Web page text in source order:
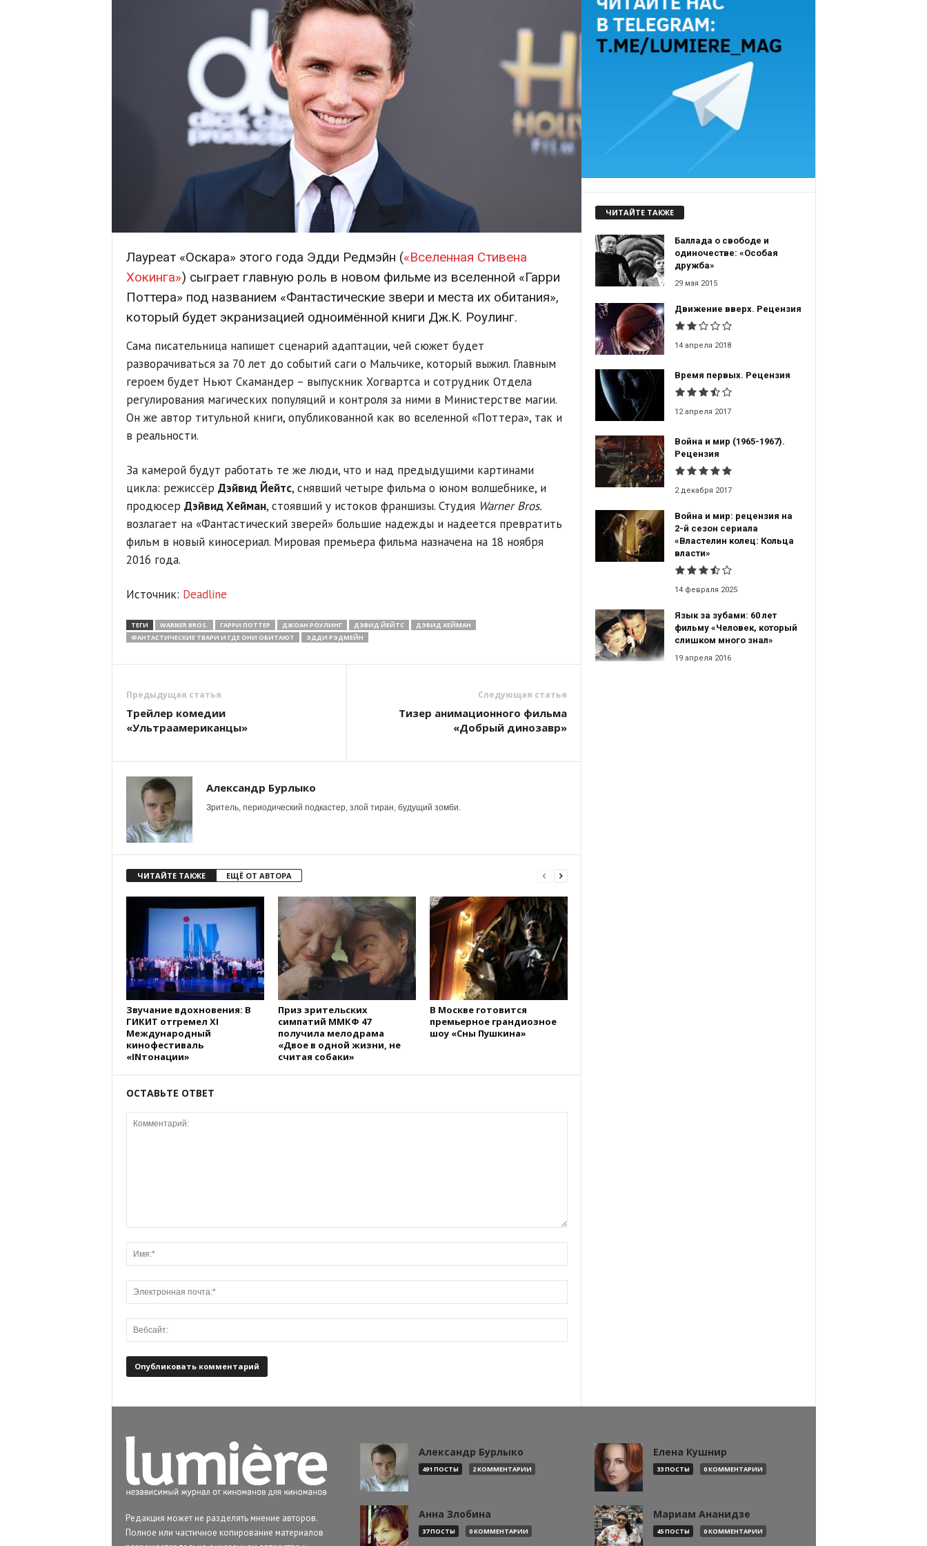
Лауреат «Оскара» этого года Эдди Редмэйн («Вселенная Стивена
Хокинга») сыграет главную роль в новом фильме из вселенной «Гарри
Поттера» под названием «Фантастические звери и места их обитания»,
который будет экранизацией одноимённой книги Дж.К. Роулинг.
Сама писательница напишет сценарий адаптации, чей сюжет будет
разворачиваться за 70 лет до событий саги о Мальчике, который выжил. Главным
героем будет Ньют Скамандер – выпускник Хогвартса и сотрудник Отдела
регулирования магических популяций и контроля за ними в Министерстве магии.
Он же автор титульной книги, опубликованной как во вселенной «Поттера», так и
в реальности.
За камерой будут работать те же люди, что и над предыдущими картинами
цикла: режиссёр Дэйвид Йейтс, снявший четыре фильма о юном волшебнике, и
продюсер Дэйвид Хейман, стоявший у истоков франшизы. Студия Warner Bros.
возлагает на «Фантастический зверей» большие надежды и надеется превратить
фильм в новый киносериал. Мировая премьера фильма назначена на 18 ноября
2016 года.
Источник: Deadline
ТЕГИ WARNER BROS. ГАРРИ ПОТТЕР ДЖОАН РОУЛИНГ ДЭВИД ЙЕЙТС
ДЭВИД ХЕЙМАН
ФАНТАСТИЧЕСКИЕ ТВАРИ И ГДЕ ОНИ ОБИТАЮТ
ЭДДИ РЭДМЕЙН
Предыдущая статья
Трейлер комедии
«Ультраамериканцы»
Следующая статья
Тизер анимационного фильма
«Добрый динозавр»
Александр Бурлыко
Зритель, периодический подкастер, злой тиран, будущий зомби.
ЧИТАЙТЕ ТАКЖЕ ЕЩЁ ОТ АВТОРА
Звучание вдохновения: В
ГИКИТ отгремел XI
Международный
кинофестиваль
«INтонации»
Приз зрительских
симпатий ММКФ 47
получила мелодрама
«Двое в одной жизни, не
считая собаки»
В Москве готовится
премьерное грандиозное
шоу «Сны Пушкина»
ОСТАВЬТЕ ОТВЕТ
ЧИТАЙТЕ ТАКЖЕ
Баллада о свободе и
одиночестве: «Особая
дружба»
29 мая 2015
Движение вверх. Рецензия
14 апреля 2018
Время первых. Рецензия
12 апреля 2017
Война и мир (1965-1967).
Рецензия
2 декабря 2017
Война и мир: рецензия на
2-й сезон сериала
«Властелин колец: Кольца
власти»
14 февраля 2025
Язык за зубами: 60 лет
фильму «Человек, который
слишком много знал»
19 апреля 2016
Редакция может не разделять мнение авторов.
Полное или частичное копирование материалов
Александр Бурлыко
491 ПОСТЫ 2 КОММЕНТАРИИ
Анна Злобина
37 ПОСТЫ 0 КОММЕНТАРИИ
Елена Кушнир
33 ПОСТЫ 0 КОММЕНТАРИИ
Мариам Ананидзе
45 ПОСТЫ 0 КОММЕНТАРИИ